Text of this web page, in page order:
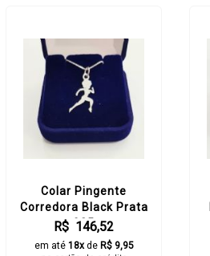
Colar Pingente
Corredora Black Prata
925
R$ 146,52
em até 18xde R$ 9,95